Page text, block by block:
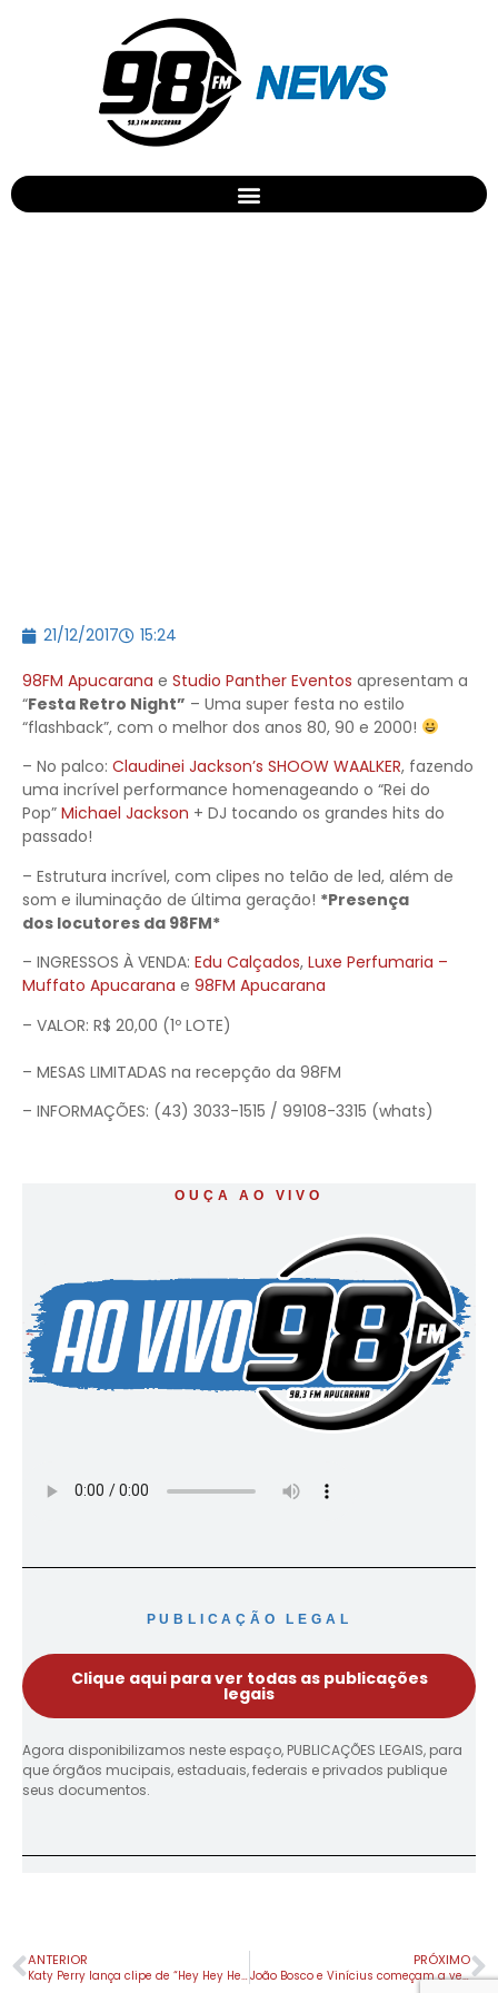
21/12/2017 15:24
98FM Apucarana e Studio Panther Eventos apresentam a
“Festa Retro Night” – Uma super festa no estilo
“flashback”, com o melhor dos anos 80, 90 e 2000!
– No palco: Claudinei Jackson’s SHOOW WAALKER, fazendo
uma incrível performance homenageando o “Rei do
Pop” Michael Jackson + DJ tocando os grandes hits do
passado!
– Estrutura incrível, com clipes no telão de led, além de
som e iluminação de última geração! *Presença
dos locutores da 98FM*
– INGRESSOS À VENDA: Edu Calçados, Luxe Perfumaria –
Muffato Apucarana e 98FM Apucarana
– VALOR: R$ 20,00 (1º LOTE)
– MESAS LIMITADAS na recepção da 98FM
– INFORMAÇÕES: (43) 3033-1515 / 99108-3315 (whats)
OUÇA AO VIVO
PUBLICAÇÃO LEGAL
Clique aqui para ver todas as publicações
legais
Agora disponibilizamos neste espaço, PUBLICAÇÕES LEGAIS, para
que órgãos mucipais, estaduais, federais e privados publique
seus documentos.
ANTERIOR
Katy Perry lança clipe de “Hey Hey Hey”. Veja!
PRÓXIMO
João Bosco e Vinícius começam a vender shows em BitCoin